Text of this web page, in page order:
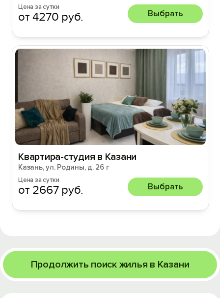
Цена за сутки
от 4270 руб. Выбрать
Квартира-студия в Казани
Казань, ул. Родины, д. 26 г
Цена за сутки
от 2667 руб. Выбрать
Продолжить поиск жилья в Казани